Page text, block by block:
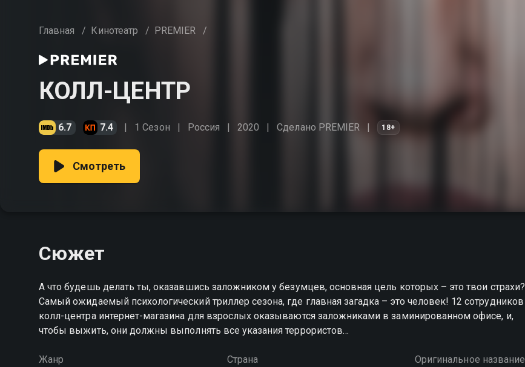
Главная / Кинотеатр / PREMIER /
КОЛЛ-ЦЕНТР
6.7 7.4 1 Сезон Россия 2020 Сделано PREMIER 18+
Смотреть
Сюжет
А что будешь делать ты, оказавшись заложником у безумцев, основная цель которых – это твои страхи?
Самый ожидаемый психологический триллер сезона, где главная загадка – это человек! 12 сотрудников
колл-центра интернет-магазина для взрослых оказываются заложниками в заминированном офисе, и,
чтобы выжить, они должны выполнять все указания террористов…
Жанр Страна Оригинальное название